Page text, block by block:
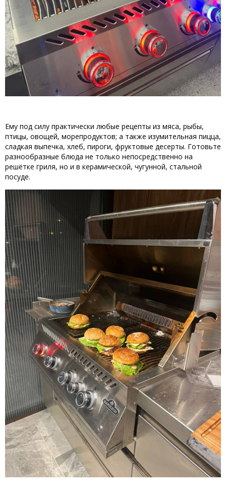
Ему под силу практически любые рецепты из мяса, рыбы,
птицы, овощей, морепродуктов; а также изумительная пицца,
сладкая выпечка, хлеб, пироги, фруктовые десерты. Готовьте
разнообразные блюда не только непосредственно на
решётке гриля, но и в керамической, чугунной, стальной
посуде.